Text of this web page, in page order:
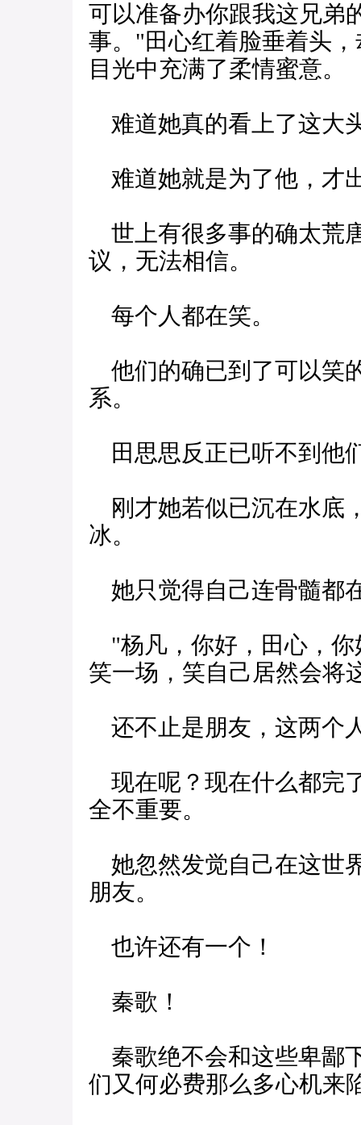
可以准备办你跟我这兄弟
事。"田心红着脸垂着头
目光中充满了柔情蜜意。
难道她真的看上了这大
难道她就是为了他，才
世上有很多事的确太荒
议，无法相信。
每个人都在笑。
他们的确已到了可以笑
系。
田思思反正已听不到他
刚才她若似已沉在水底
冰。
她只觉得自己连骨髓都
"杨凡，你好，田心，你
笑一场，笑自己居然会将
还不止是朋友，这两个
现在呢？现在什么都完
全不重要。
她忽然发觉自己在这世
朋友。
也许还有一个！
秦歌！
秦歌绝不会和这些卑鄙
们又何必费那么多心机来